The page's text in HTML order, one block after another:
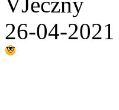
26-04-